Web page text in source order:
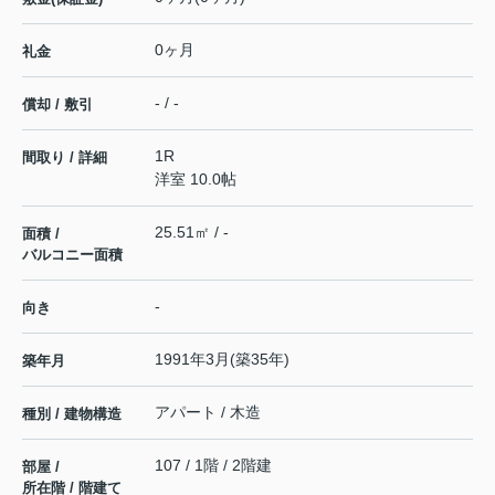
礼金 0ヶ月
償却 / 敷引 - / -
間取り / 詳細
1R
洋室 10.0帖
面積 /
バルコニー面積
25.51㎡ / -
向き -
築年月 1991年3月(築35年)
種別 / 建物構造 アパート / 木造
部屋 /
所在階 / 階建て
107 / 1階 / 2階建